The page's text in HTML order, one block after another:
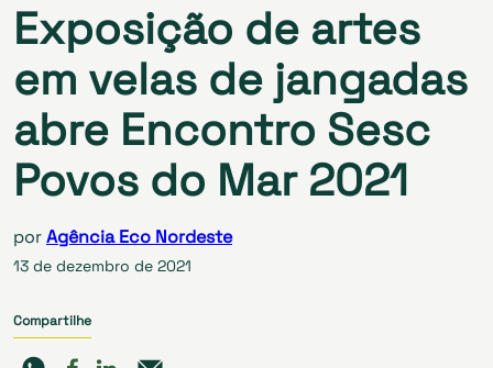
Exposição de artes
em velas de jangadas
abre Encontro Sesc
Povos do Mar 2021
porAgência Eco Nordeste
13 de dezembro de 2021
Compartilhe